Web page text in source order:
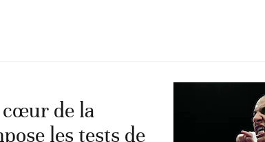
cœur de la
les tests de